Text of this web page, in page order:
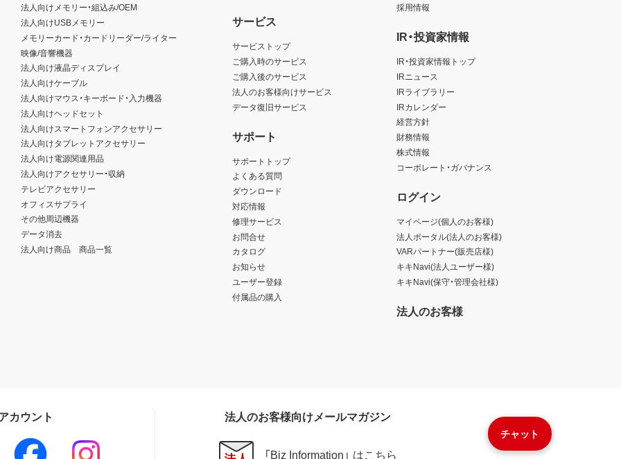
チャット
法人向けメモリー・組込み/OEM
法人向けUSBメモリー
メモリーカード・カードリーダー/ライター
映像/音響機器
法人向け液晶ディスプレイ
法人向けケーブル
法人向けマウス・キーボード・入力機器
法人向けヘッドセット
法人向けスマートフォンアクセサリー
法人向けタブレットアクセサリー
法人向け電源関連用品
法人向けアクセサリー・収納
テレビアクセサリー
オフィスサプライ
その他周辺機器
データ消去
法人向け商品 商品一覧
サービス
サービストップ
ご購入時のサービス
ご購入後のサービス
法人のお客様向けサービス
データ復旧サービス
サポート
サポートトップ
よくある質問
ダウンロード
対応情報
修理サービス
お問合せ
カタログ
お知らせ
ユーザー登録
付属品の購入
採用情報
IR・投資家情報
IR・投資家情報トップ
IRニュース
IRライブラリー
IRカレンダー
経営方針
財務情報
株式情報
コーポレート・ガバナンス
ログイン
マイページ(個人のお客様)
法人ポータル(法人のお客様)
VARパートナー(販売店様)
キキNavi(法人ユーザー様)
キキNavi(保守・管理会社様)
法人のお客様
カウント 法人のお客様向けメールマガジン
「Biz Information」 はこちら